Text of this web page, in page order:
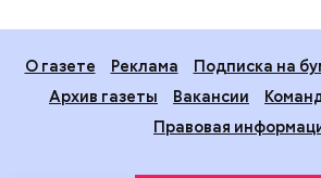
О газете Реклама
Подписка на
Архив газеты
Вакансии
Правовая